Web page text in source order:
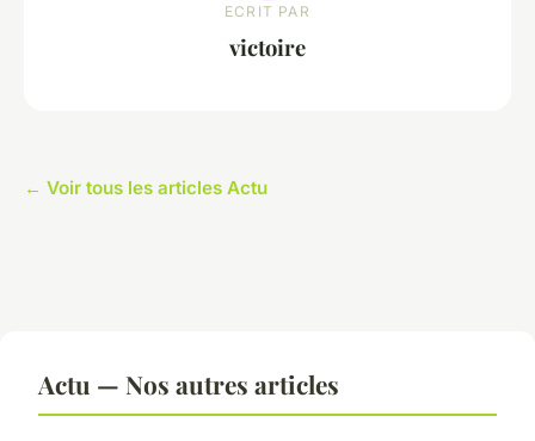
ECRIT PAR
victoire
← Voir tous les articles Actu
Actu — Nos autres articles